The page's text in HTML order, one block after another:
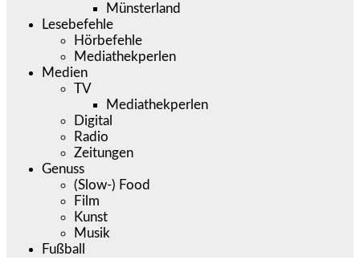
Münsterland
Lesebefehle
Hörbefehle
Mediathekperlen
Medien
TV
Mediathekperlen
Digital
Radio
Zeitungen
Genuss
(Slow-) Food
Film
Kunst
Musik
Fußball